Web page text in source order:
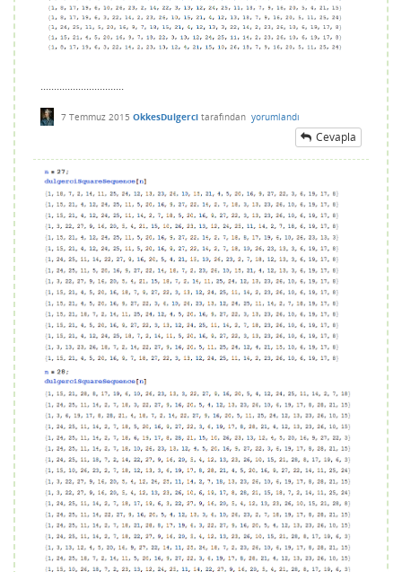
...............................
7 Temmuz 2015 OkkesDulgerci tarafından yorumlandı
Cevapla